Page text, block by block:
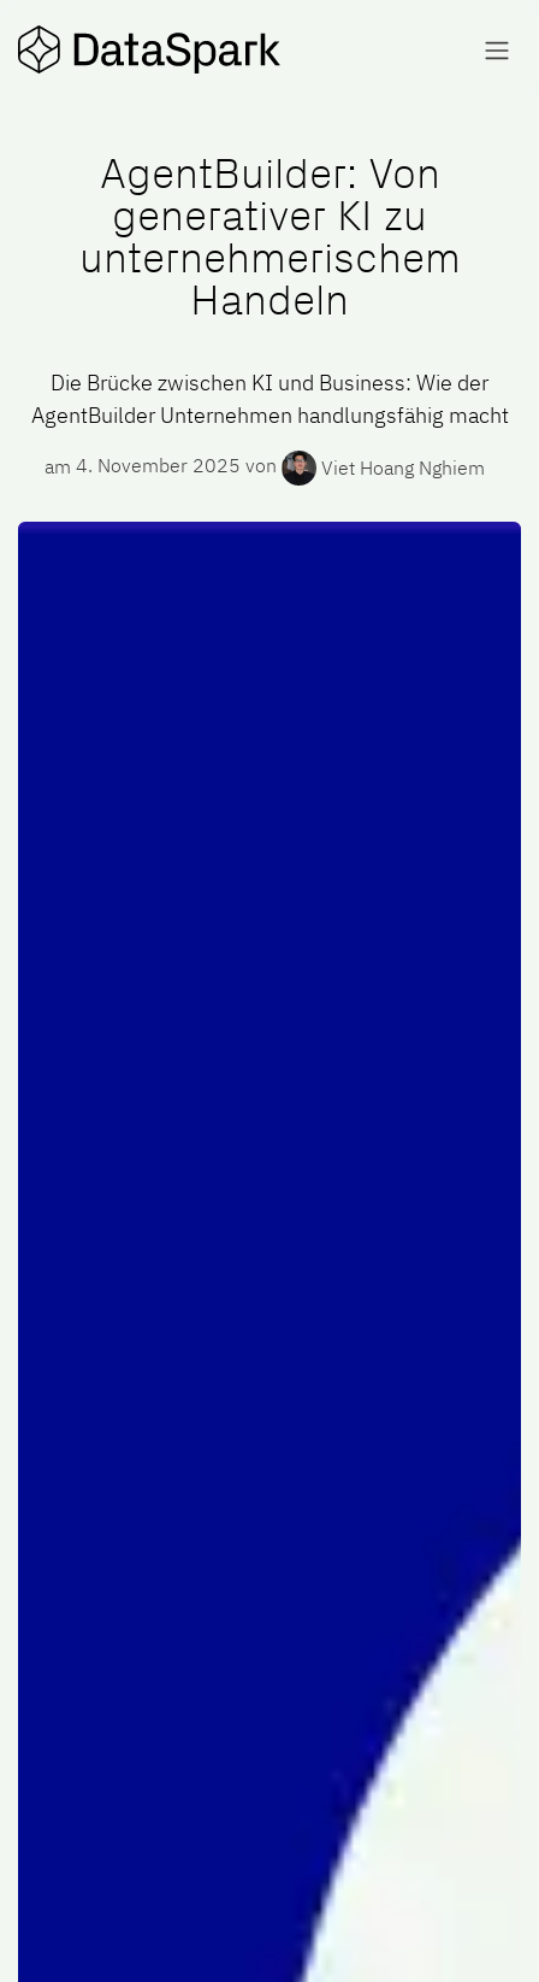
AgentBuilder: Von
generativer KI zu
unternehmerischem
Handeln
Die Brücke zwischen KI und Business: Wie der
AgentBuilder Unternehmen handlungsfähig macht
am4. November 2025 von Viet Hoang Nghiem